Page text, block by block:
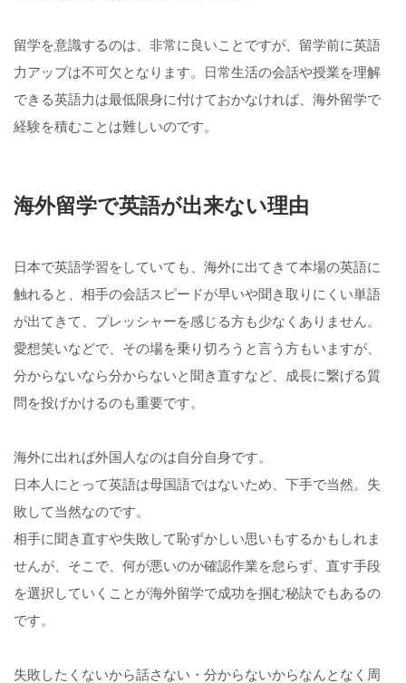
留学を意識するのは、非常に良いことですが、留学前に英語
力アップは不可欠となります。日常生活の会話や授業を理解
できる英語力は最低限身に付けておかなければ、海外留学で
経験を積むことは難しいのです。
海外留学で英語が出来ない理由
日本で英語学習をしていても、海外に出てきて本場の英語に
触れると、相手の会話スピードが早いや聞き取りにくい単語
が出てきて、プレッシャーを感じる方も少なくありません。
愛想笑いなどで、その場を乗り切ろうと言う方もいますが、
分からないなら分からないと聞き直すなど、成長に繋げる質
問を投げかけるのも重要です。
海外に出れば外国人なのは自分自身です。
日本人にとって英語は母国語ではないため、下手で当然。失
敗して当然なのです。
相手に聞き直すや失敗して恥ずかしい思いもするかもしれま
せんが、そこで、何が悪いのか確認作業を怠らず、直す手段
を選択していくことが海外留学で成功を掴む秘訣でもあるの
です。
失敗したくないから話さない・分からないからなんとなく周